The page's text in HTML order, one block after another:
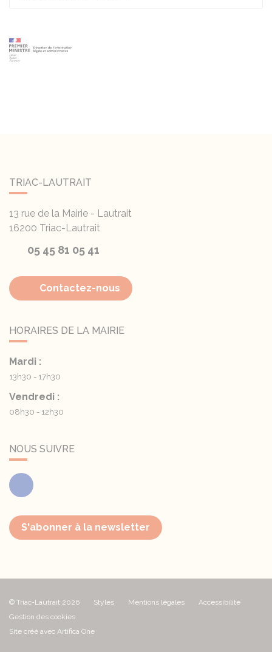
TRIAC-LAUTRAIT
13 rue de la Mairie - Lautrait
16200 Triac-Lautrait
05 45 81 05 41
Contactez-nous
HORAIRES DE LA MAIRIE
Mardi :
13h30 - 17h30
Vendredi :
08h30 - 12h30
NOUS SUIVRE
Facebook
S'abonner à la newsletter
© Triac-Lautrait 2026 Styles Mentions légales
Accessibilité
Gestion des cookies
Site créé avec Artifica One